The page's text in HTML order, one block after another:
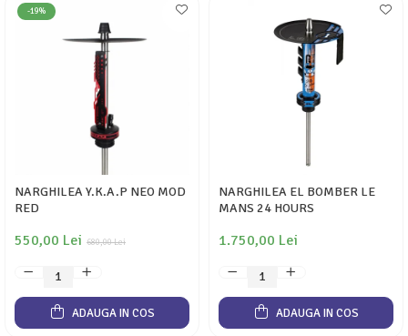
-19%
NARGHILEA Y.K.A.P NEO MOD
RED
680,00 Lei
550,00 Lei
ADAUGA IN COS
NARGHILEA EL BOMBER LE
MANS 24 HOURS
1.750,00 Lei
ADAUGA IN COS